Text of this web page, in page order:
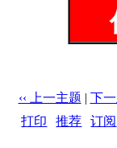
‹‹ 上一主题 | 下一
打印 |推荐 |订阅